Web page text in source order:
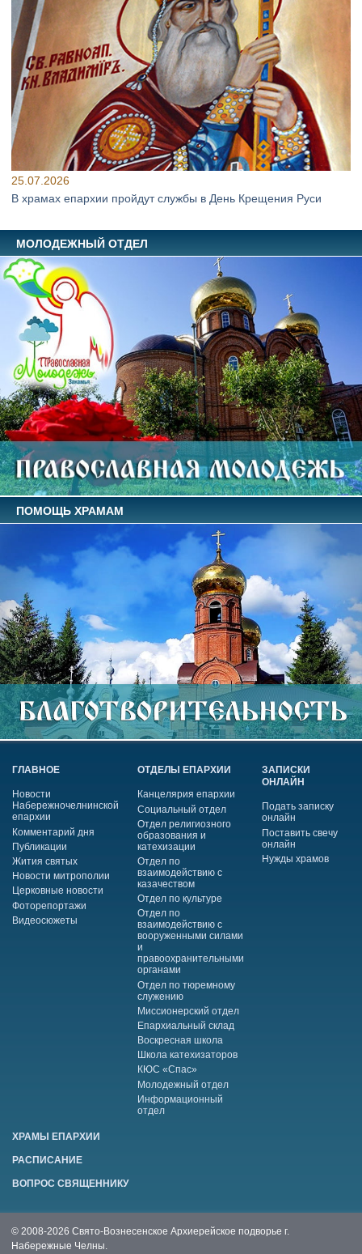
25.07.2026
В храмах епархии пройдут службы в День Крещения Руси
МОЛОДЕЖНЫЙ ОТДЕЛ
ПОМОЩЬ ХРАМАМ
ГЛАВНОЕ
Новости
Набережночелнинской
епархии
Комментарий дня
Публикации
Жития святых
Новости митрополии
Церковные новости
Фоторепортажи
Видеосюжеты
ОТДЕЛЫ ЕПАРХИИ
Канцелярия епархии
Социальный отдел
Отдел религиозного
образования и
катехизации
Отдел по
взаимодействию с
казачеством
Отдел по культуре
Отдел по
взаимодействию с
вооруженными силами
и
правоохранительными
органами
Отдел по тюремному
служению
Миссионерский отдел
Епархиальный склад
Воскресная школа
Школа катехизаторов
КЮС «Спас»
Молодежный отдел
Информационный
отдел
ЗАПИСКИ
ОНЛАЙН
Подать записку
онлайн
Поставить свечу
онлайн
Нужды храмов
ХРАМЫ ЕПАРХИИ
РАСПИСАНИЕ
ВОПРОС СВЯЩЕННИКУ
© 2008-2026 Свято-Вознесенское Архиерейское подворье г.
Набережные Челны.